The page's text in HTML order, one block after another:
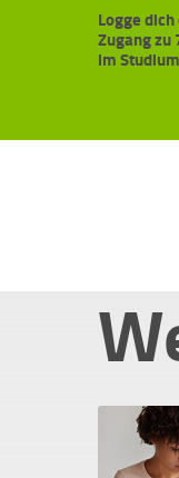
Logge
Zugang zu
im